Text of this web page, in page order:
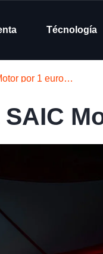
Técnología
por 1 euro…
SAIC